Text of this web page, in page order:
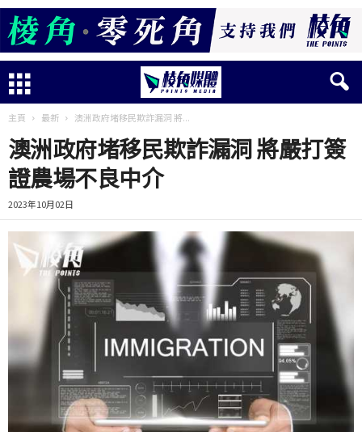
主頁 最新 澳洲政府堵移民欺詐漏洞 將...
澳洲政府堵移民欺詐漏洞 將嚴打簽
證農場不良中介
2023年10月02日